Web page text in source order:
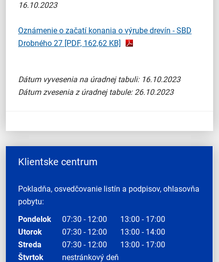
16.10.2023
Oznámenie o začatí konania o výrube drevín - SBD
Drobného 27 [PDF, 162,62 KB]
Dátum vyvesenia na úradnej tabuli: 16.10.2023
Dátum zvesenia z úradnej tabule: 26.10.2023
Klientske centrum
Pokladňa, osvedčovanie listín a podpisov, ohlasovňa
pobytu:
Pondelok
07:30 - 12:00
13:00 - 17:00
Utorok
07:30 - 12:00
13:00 - 14:00
Streda
07:30 - 12:00
13:00 - 17:00
Štvrtok
nestránkový deň